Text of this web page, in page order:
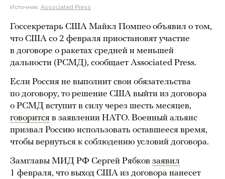
Источник: Associated Press
Госсекретарь США Майкл Помпео объявил о том,
что США со 2 февраля приостановят участие
в договоре о ракетах средней и меньшей
дальности (РСМД), сообщает Associated Press.
Если Россия не выполнит свои обязательства
по договору, то решение США выйти из договора
о РСМД вступит в силу через шесть месяцев,
говорится в заявлении НАТО. Военный альянс
призвал Россию использовать оставшееся время,
чтобы вернуться к соблюдению условий договора.
Замглавы МИД РФ Сергей Рябков заявил
1 февраля, что выход США из договора нанесет